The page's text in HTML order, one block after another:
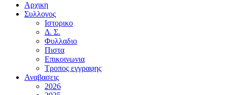
Αρχικη
Συλλογος
Ιστορικο
Δ. Σ.
Φυλλαδιο
Πιστα
Επικοινωνια
Τροπος εγγραφης
Αναβασεις
2026